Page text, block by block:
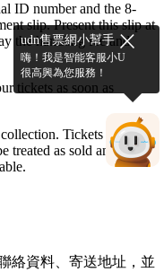
ID number and the 8-
slip. Present this slip at
the handling fee and
tickets as soon as
Tickets not
treated as sold and are
絡資料、寄送地址，並
udn售票網小幫手
嗨！我是智能客服小U
很高興為您服務！